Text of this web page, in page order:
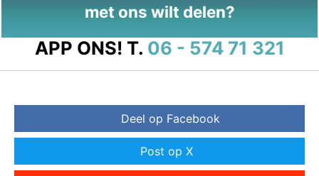
met ons wilt delen?
APP ONS! T. 06 - 574 71 321
Deel op Facebook
Post op X